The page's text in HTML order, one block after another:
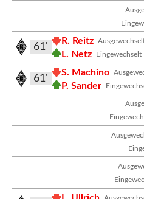
R. Reitz
Eingewechselt
L. Netz
61'
S. Machino
P. Sander
61'